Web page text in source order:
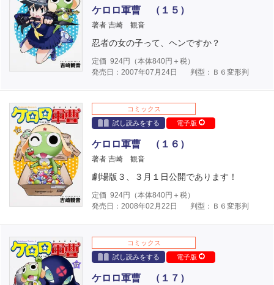
ケロロ軍曹 （１５）
著者 吉崎 観音
忍者の女の子って、ヘンですか？
定価 924円（本体840円＋税）
発売日：2007年07月24日
判型：Ｂ６変形判
コミックス
試し読みをする
電子版
ケロロ軍曹 （１６）
著者 吉崎 観音
劇場版３、３月１日公開であります！
定価 924円（本体840円＋税）
発売日：2008年02月22日
判型：Ｂ６変形判
コミックス
試し読みをする
電子版
ケロロ軍曹 （１７）